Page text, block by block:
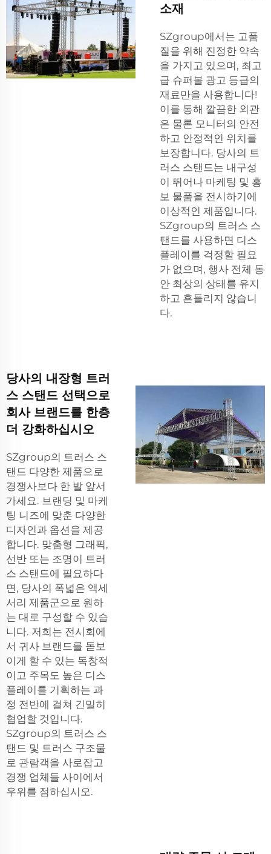
소재
SZgroup에서는 고품
질을 위해 진정한 약속
을 가지고 있으며, 최고
급 슈퍼볼 광고 등급의
재료만을 사용합니다!
이를 통해 깔끔한 외관
은 물론 모니터의 안전
하고 안정적인 위치를
보장합니다. 당사의 트
러스 스탠드는 내구성
이 뛰어나 마케팅 및 홍
보 물품을 전시하기에
이상적인 제품입니다.
SZgroup의 트러스 스
탠드를 사용하면 디스
플레이를 걱정할 필요
가 없으며, 행사 전체 동
안 최상의 상태를 유지
하고 흔들리지 않습니
다.
당사의 내장형 트러
스 스탠드 선택으로
회사 브랜드를 한층
더 강화하십시오
SZgroup의 트러스 스
탠드 다양한 제품으로
경쟁사보다 한 발 앞서
가세요. 브랜딩 및 마케
팅 니즈에 맞춘 다양한
디자인과 옵션을 제공
합니다. 맞춤형 그래픽,
선반 또는 조명이 트러
스 스탠드에 필요하다
면, 당사의 폭넓은 액세
서리 제품군으로 원하
는 대로 구성할 수 있습
니다. 저희는 전시회에
서 귀사 브랜드를 돋보
이게 할 수 있는 독창적
이고 주목도 높은 디스
플레이를 기획하는 과
정 전반에 걸쳐 긴밀히
협업할 것입니다.
SZgroup의 트러스 스
탠드 및 트러스 구조물
로 관람객을 사로잡고
경쟁 업체들 사이에서
우위를 점하십시오.